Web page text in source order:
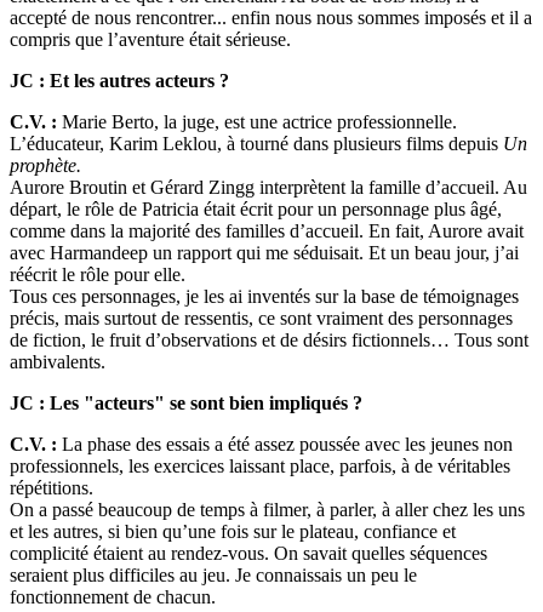
accepté de nous rencontrer... enfin nous nous sommes imposés et il a
compris que l’aventure était sérieuse.
JC : Et les autres acteurs ?
C.V. : Marie Berto, la juge, est une actrice professionnelle.
L’éducateur, Karim Leklou, à tourné dans plusieurs films depuis Un
prophète.
Aurore Broutin et Gérard Zingg interprètent la famille d’accueil. Au
départ, le rôle de Patricia était écrit pour un personnage plus âgé,
comme dans la majorité des familles d’accueil. En fait, Aurore avait
avec Harmandeep un rapport qui me séduisait. Et un beau jour, j’ai
réécrit le rôle pour elle.
Tous ces personnages, je les ai inventés sur la base de témoignages
précis, mais surtout de ressentis, ce sont vraiment des personnages
de fiction, le fruit d’observations et de désirs fictionnels… Tous sont
ambivalents.
JC : Les "acteurs" se sont bien impliqués ?
C.V. : La phase des essais a été assez poussée avec les jeunes non
professionnels, les exercices laissant place, parfois, à de véritables
répétitions.
On a passé beaucoup de temps à filmer, à parler, à aller chez les uns
et les autres, si bien qu’une fois sur le plateau, confiance et
complicité étaient au rendez-vous. On savait quelles séquences
seraient plus difficiles au jeu. Je connaissais un peu le
fonctionnement de chacun.